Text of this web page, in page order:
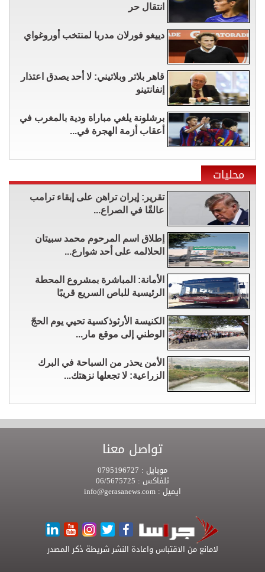
انتقال حر
دييغو فورلان مدربا لمنتخب أوروغواي
قاهر بلاتر وبلاتيني: لا أحد يصدق اعتذار
إنفانتينو
برشلونة يلغي مباراة ودية بالمغرب في
أعقاب أزمة الهجرة في...
محليات
تقرير: إيران تراهن على إبقاء ترامب
عالقًا في الصراع...
إطلاق اسم المرحوم محمد سبيتان
الحلالمه على أحد شوارع...
الأمانة: المباشرة بمشروع المحطة
الرئيسية للباص السريع قريبًا
الكنيسة الأرثوذكسية تحيي يوم الحجّ
الوطني إلى موقع مار...
الأمن يحذر من السباحة في البرك
الزراعية: لا تجعلها نزهتك...
تواصل معنا
موبايل :
تلفاكس :
ايميل :
لامانع من الاقتباس واعادة النشر شريطة ذكر المصدر